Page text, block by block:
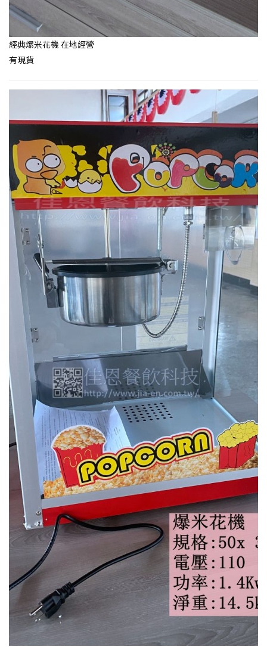
經典爆米花機 在地經營
​有現貨